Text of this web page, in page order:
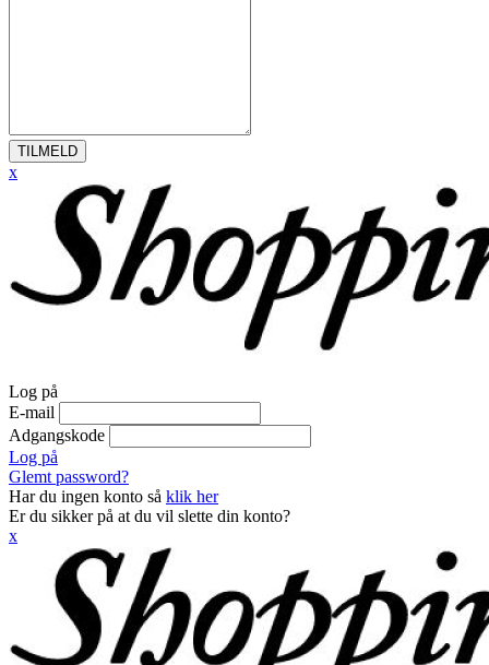
TILMELD
x
Log på
E-mail
Adgangskode
Log på
Glemt password?
Har du ingen konto så klik her
Er du sikker på at du vil slette din konto?
x